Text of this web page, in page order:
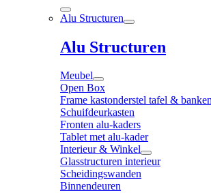
Alu Structuren
Alu Structuren
Meubel
Open Box
Frame kastonderstel tafel &
Schuifdeurkasten
Fronten alu-kaders
Tablet met alu-kader
Interieur & Winkel
Glasstructuren interieur
Scheidingswanden
Binnendeuren